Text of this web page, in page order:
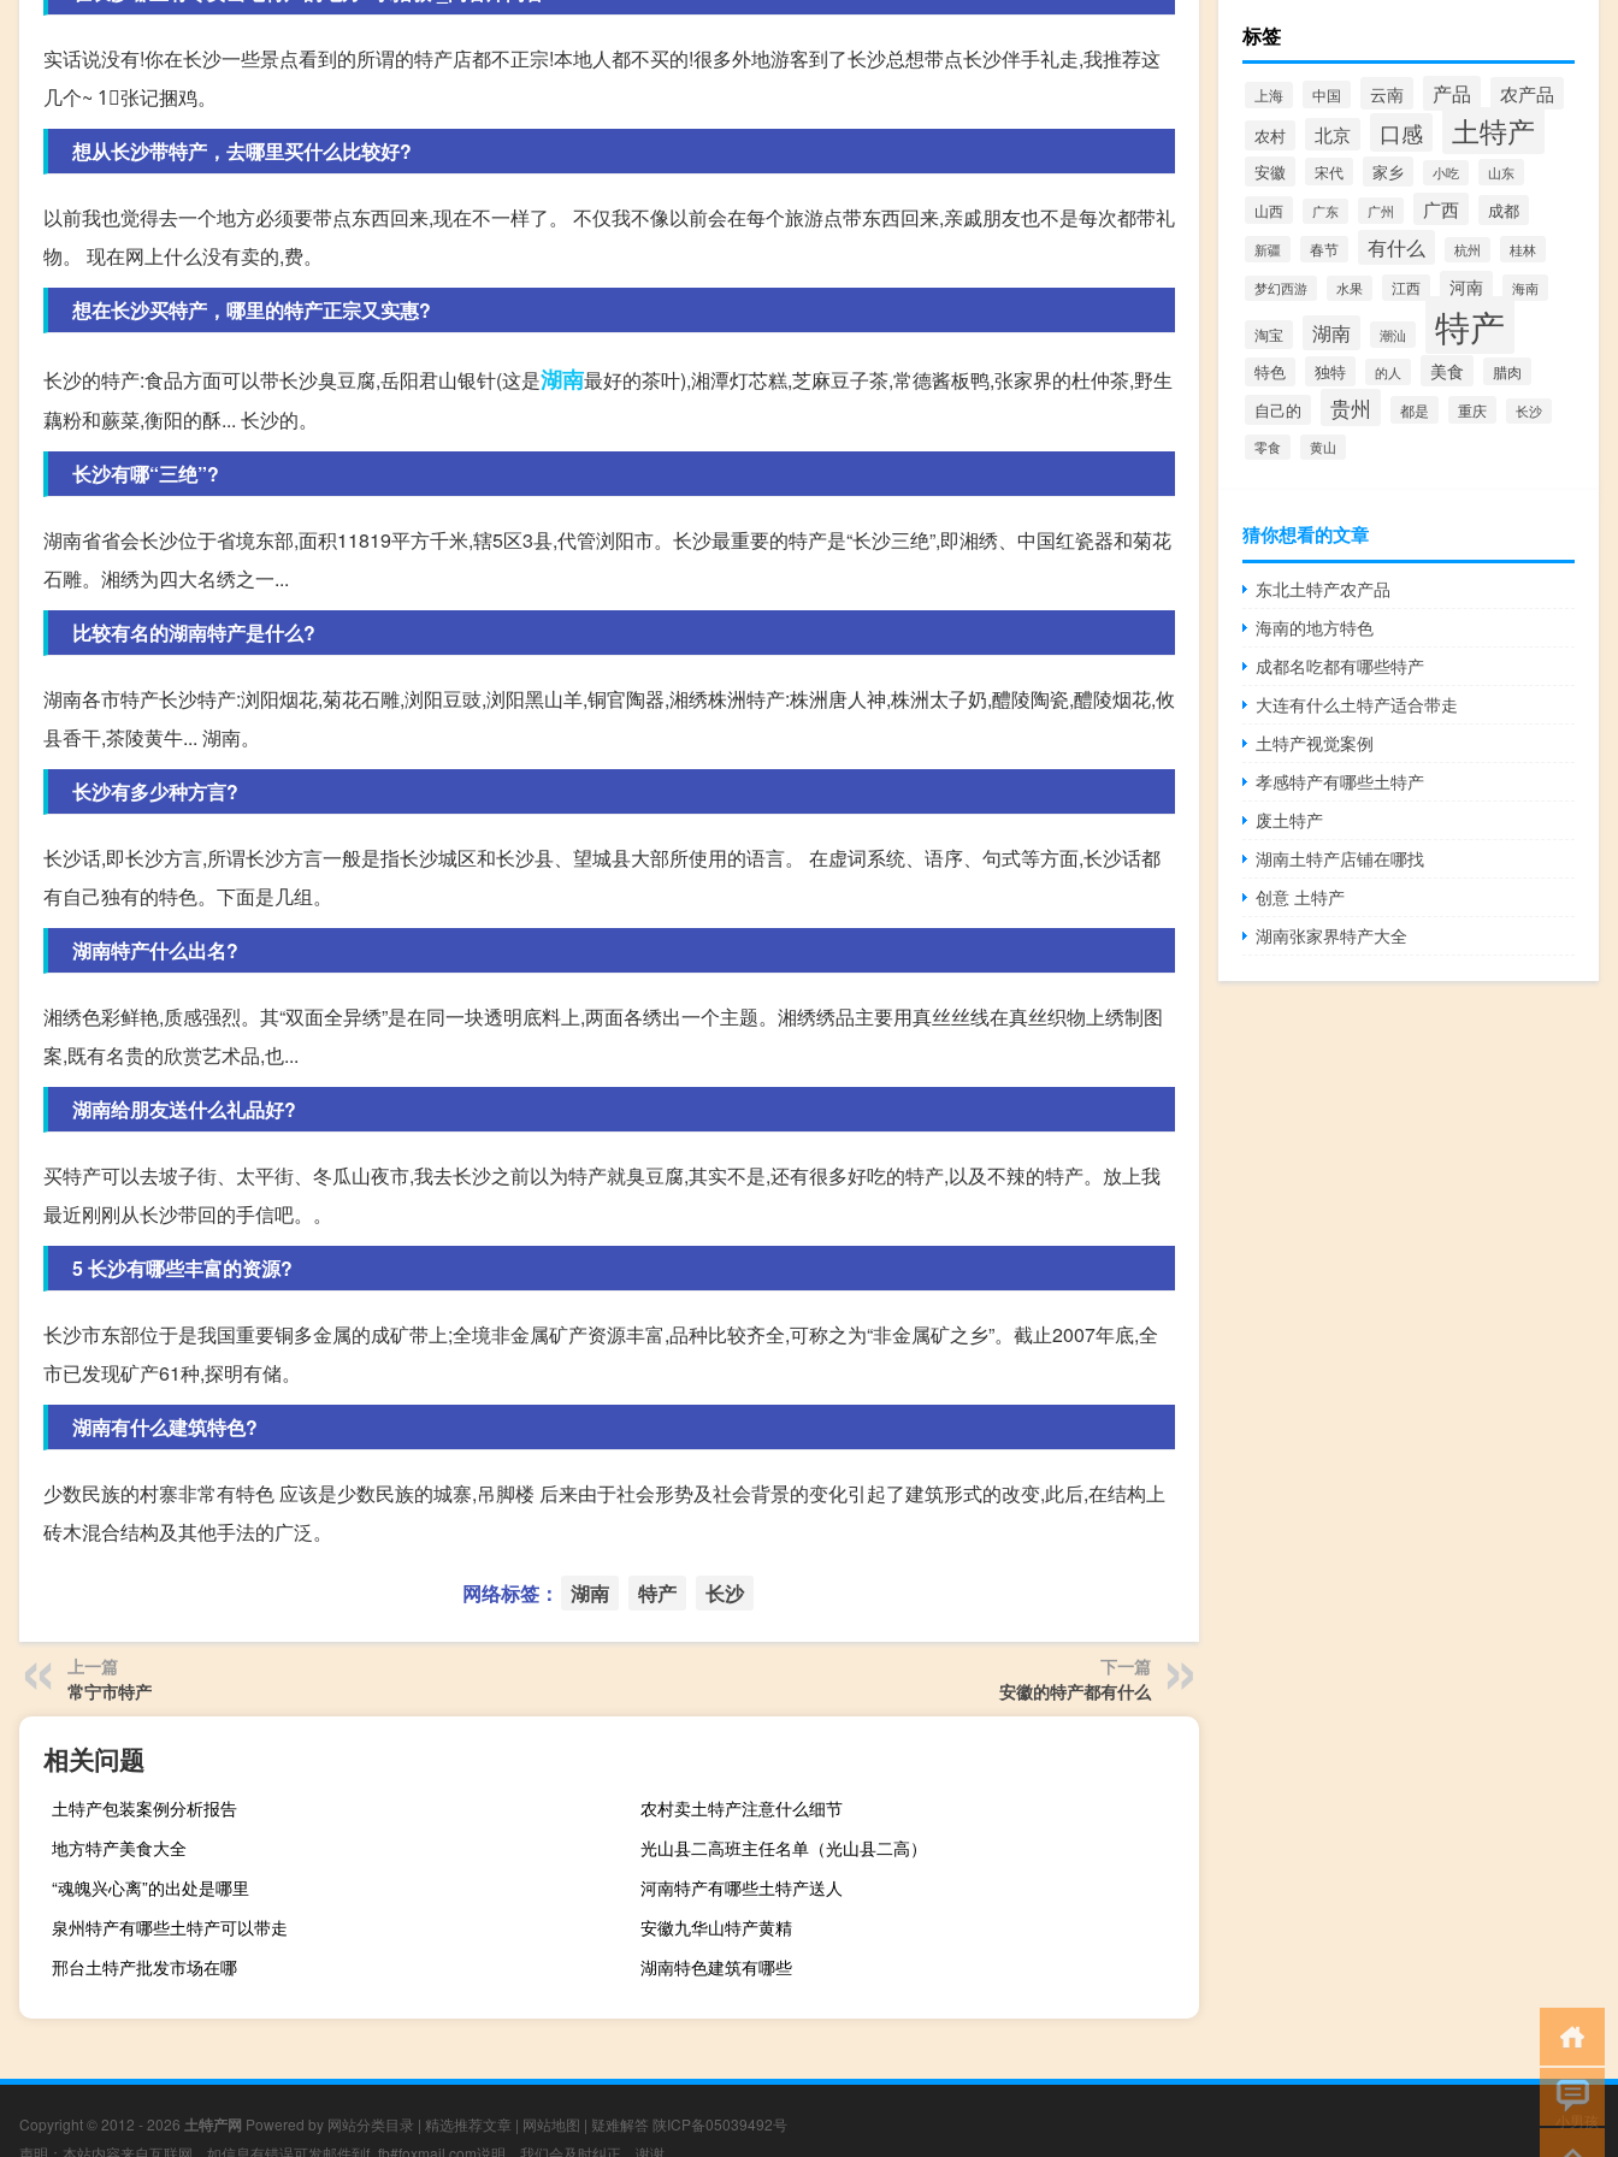
实话说没有!你在长沙一些景点看到的所谓的特产店都不正宗!本地人都不买的!很多外地游客到了长沙总想带点长沙伴手礼走,我推荐这
几个~ 1⃣️张记捆鸡。
想从长沙带特产，去哪里买什么比较好?
以前我也觉得去一个地方必须要带点东西回来,现在不一样了。 不仅我不像以前会在每个旅游点带东西回来,亲戚朋友也不是每次都带礼
物。 现在网上什么没有卖的,费。
想在长沙买特产，哪里的特产正宗又实惠?
长沙的特产:食品方面可以带长沙臭豆腐,岳阳君山银针(这是湖南最好的茶叶),湘潭灯芯糕,芝麻豆子茶,常德酱板鸭,张家界的杜仲茶,野生
藕粉和蕨菜,衡阳的酥... 长沙的。
长沙有哪“三绝”?
湖南省省会长沙位于省境东部,面积11819平方千米,辖5区3县,代管浏阳市。长沙最重要的特产是“长沙三绝”,即湘绣、中国红瓷器和菊花
石雕。湘绣为四大名绣之一...
比较有名的湖南特产是什么?
湖南各市特产长沙特产:浏阳烟花,菊花石雕,浏阳豆豉,浏阳黑山羊,铜官陶器,湘绣株洲特产:株洲唐人神,株洲太子奶,醴陵陶瓷,醴陵烟花,攸
县香干,茶陵黄牛... 湖南。
长沙有多少种方言?
长沙话,即长沙方言,所谓长沙方言一般是指长沙城区和长沙县、望城县大部所使用的语言。 在虚词系统、语序、句式等方面,长沙话都
有自己独有的特色。下面是几组。
湖南特产什么出名?
湘绣色彩鲜艳,质感强烈。其“双面全异绣”是在同一块透明底料上,两面各绣出一个主题。湘绣绣品主要用真丝丝线在真丝织物上绣制图
案,既有名贵的欣赏艺术品,也...
湖南给朋友送什么礼品好?
买特产可以去坡子街、太平街、冬瓜山夜市,我去长沙之前以为特产就臭豆腐,其实不是,还有很多好吃的特产,以及不辣的特产。放上我
最近刚刚从长沙带回的手信吧。。
5 长沙有哪些丰富的资源?
长沙市东部位于是我国重要铜多金属的成矿带上;全境非金属矿产资源丰富,品种比较齐全,可称之为“非金属矿之乡”。截止2007年底,全
市已发现矿产61种,探明有储。
湖南有什么建筑特色?
少数民族的村寨非常有特色 应该是少数民族的城寨,吊脚楼 后来由于社会形势及社会背景的变化引起了建筑形式的改变,此后,在结构上
砖木混合结构及其他手法的广泛。
网络标签： 湖南 特产 长沙
上一篇
常宁市特产
下一篇
安徽的特产都有什么
相关问题
土特产包装案例分析报告
农村卖土特产注意什么细节
地方特产美食大全
光山县二高班主任名单（光山县二高）
“魂魄兴心离”的出处是哪里
河南特产有哪些土特产送人
泉州特产有哪些土特产可以带走
安徽九华山特产黄精
邢台土特产批发市场在哪
湖南特色建筑有哪些
标签
上海 中国 云南 产品 农产品
农村 北京 口感 土特产
安徽 宋代 家乡 小吃 山东
山西 广东 广州 广西 成都
新疆 春节 有什么 杭州 桂林
梦幻西游 水果 江西 河南 海南
淘宝 湖南 潮汕 特产
特色 独特 的人 美食 腊肉
自己的 贵州 都是 重庆
长沙
零食
黄山
猜你想看的文章
东北土特产农产品
海南的地方特色
成都名吃都有哪些特产
大连有什么土特产适合带走
土特产视觉案例
孝感特产有哪些土特产
废土特产
湖南土特产店铺在哪找
创意 土特产
湖南张家界特产大全
Copyright © 2012 - 2026 土特产网 Powered by 网站分类目录 | 精选推荐文章 | 网站地图 | 疑难解答 陕ICP备05039492号
声明：本站内容来自互联网，如信息有错误可发邮件到f_fb#foxmail.com说明，我们会及时纠正，谢谢